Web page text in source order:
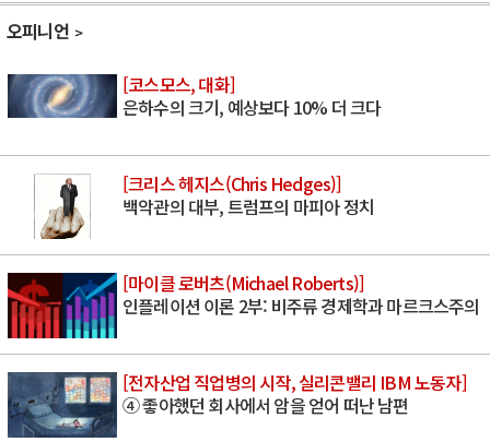
오피니언
[코스모스, 대화]
은하수의 크기, 예상보다 10% 더 크다
[크리스 헤지스(Chris Hedges)]
백악관의 대부, 트럼프의 마피아 정치
[마이클 로버츠(Michael Roberts)]
인플레이션 이론 2부: 비주류 경제학과 마르크스주의
[전자산업 직업병의 시작, 실리콘밸리 IBM 노동자]
④ 좋아했던 회사에서 암을 얻어 떠난 남편